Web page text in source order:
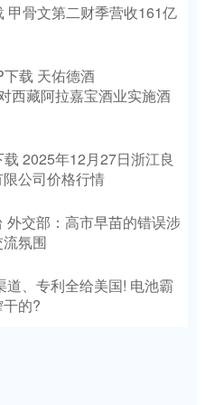
甲骨文第二财季营收161亿
载 天佑德酒
西藏阿拉嘉宝酒业实施酒
2025年12月27日浙江良
公司价格行情
外交部：高市早苗的错误涉
氛围
道、专利全给美国! 电池霸
的?